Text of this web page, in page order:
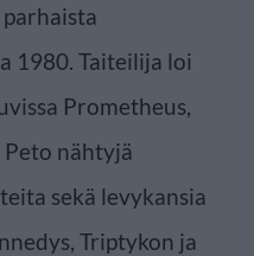
1980. Taiteilija loi
Prometheus,
Peto nähtyjä
sekä levykansia
Triptykon ja